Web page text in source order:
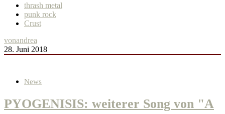
thrash metal
punk rock
Crust
vonandrea
28. Juni 2018
News
PYOGENISIS: weiterer Song von "A